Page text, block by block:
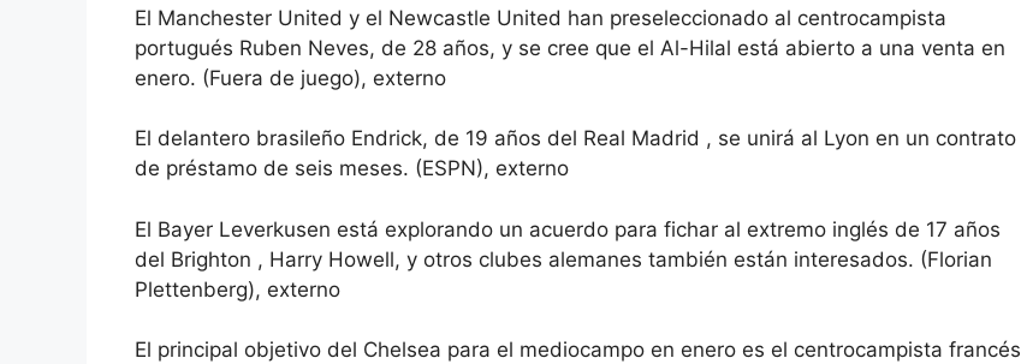
El Manchester United y el Newcastle United han preseleccionado al centrocampista
portugués Ruben Neves, de 28 años, y se cree que el Al-Hilal está abierto a una venta en
enero. (Fuera de juego), externo
El delantero brasileño Endrick, de 19 años del Real Madrid , se unirá al Lyon en un contrato
de préstamo de seis meses. (ESPN), externo
El Bayer Leverkusen está explorando un acuerdo para fichar al extremo inglés de 17 años
del Brighton , Harry Howell, y otros clubes alemanes también están interesados. (Florian
Plettenberg), externo
El principal objetivo del Chelsea para el mediocampo en enero es el centrocampista francés